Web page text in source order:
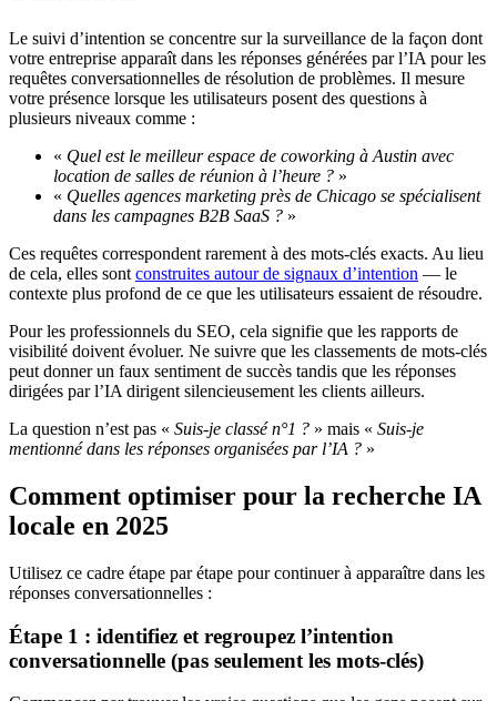
Le suivi d’intention se concentre sur la surveillance de la façon dont
votre entreprise apparaît dans les réponses générées par l’IA pour les
requêtes conversationnelles de résolution de problèmes. Il mesure
votre présence lorsque les utilisateurs posent des questions à
plusieurs niveaux comme :
« Quel est le meilleur espace de coworking à Austin avec
location de salles de réunion à l’heure ? »
« Quelles agences marketing près de Chicago se spécialisent
dans les campagnes B2B SaaS ? »
Ces requêtes correspondent rarement à des mots-clés exacts. Au lieu
de cela, elles sont construites autour de signaux d’intention — le
contexte plus profond de ce que les utilisateurs essaient de résoudre.
Pour les professionnels du SEO, cela signifie que les rapports de
visibilité doivent évoluer. Ne suivre que les classements de mots-clés
peut donner un faux sentiment de succès tandis que les réponses
dirigées par l’IA dirigent silencieusement les clients ailleurs.
La question n’est pas « Suis-je classé n°1 ? » mais « Suis-je
mentionné dans les réponses organisées par l’IA ? »
Comment optimiser pour la recherche IA
locale en 2025
Utilisez ce cadre étape par étape pour continuer à apparaître dans les
réponses conversationnelles :
Étape 1 : identifiez et regroupez l’intention
conversationnelle (pas seulement les mots-clés)